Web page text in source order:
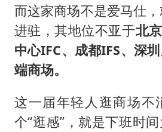
而这家商场不是爱马仕
进驻，其地位不亚于北
中心IFC、成都IFS、深
端商场。
这一届年轻人逛商场不
个“逛感”，就是下班时